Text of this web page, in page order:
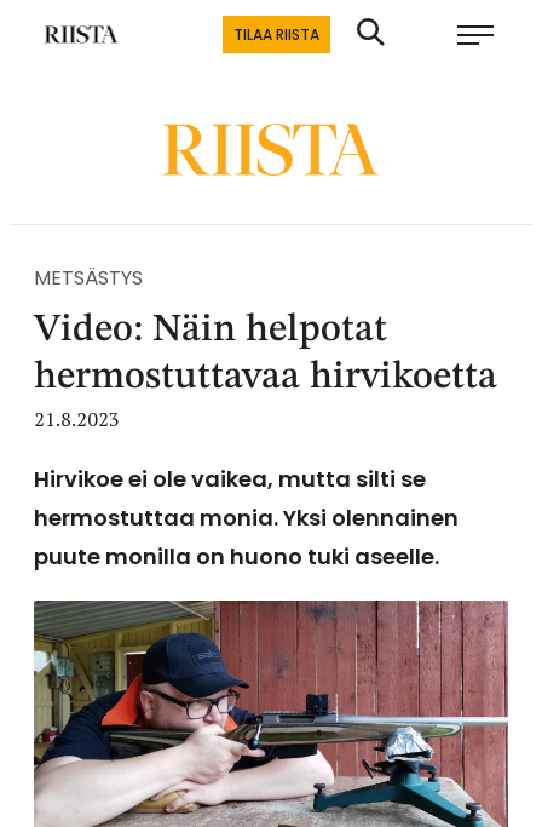
Siirry
Riistalehti.fi
TILAA RIISTA
METSÄSTYS
Video: Näin helpotat
hermostuttavaa hirvikoetta
21.8.2023
Hirvikoe ei ole vaikea, mutta silti se
hermostuttaa monia. Yksi olennainen
puute monilla on huono tuki aseelle.